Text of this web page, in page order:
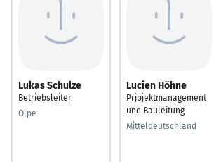
Lukas Schulze
Betriebsleiter
Olpe
Lucien Höhne
Prjojektmanagement
und Bauleitung
Mitteldeutschland